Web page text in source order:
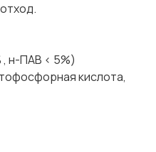
н-ПАВ < 5%)
кислота,